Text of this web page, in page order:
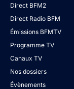
Direct BFM2
Direct Radio BFM
Émissions BFMTV
Programme TV
Canaux TV
Nos dossiers
Évènements